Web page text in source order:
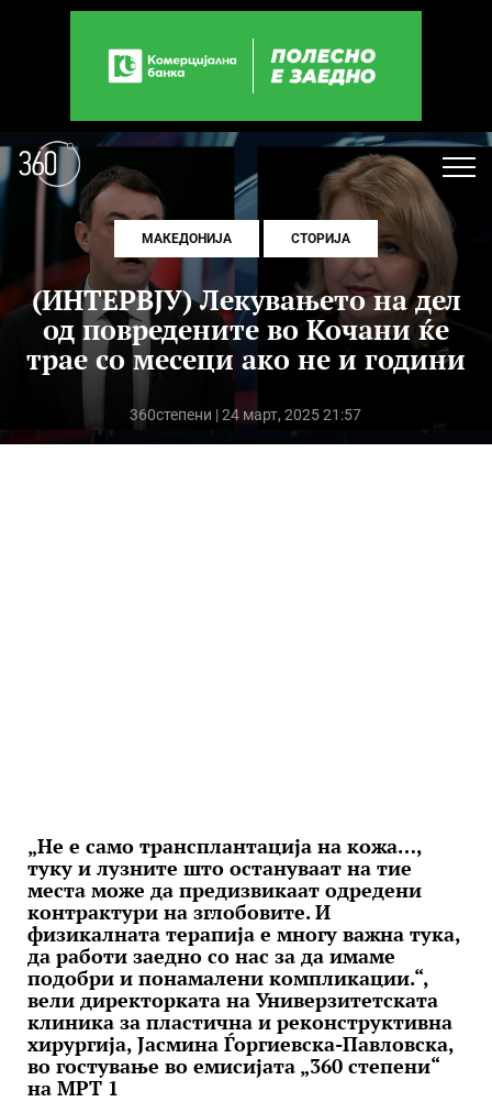
МАКЕДОНИЈА СТОРИЈА
(ИНТЕРВЈУ) Лекувањето на дел
од повредените во Кочани ќе
трае со месеци ако не и години
360степени | 24 март, 2025 21:57
„Не е само трансплантација на кожа…,
туку и лузните што остануваат на тие
места може да предизвикаат одредени
контрактури на зглобовите. И
физикалната терапија е многу важна тука,
да работи заедно со нас за да имаме
подобри и понамалени компликации.“,
вели директорката на Универзитетската
клиника за пластична и реконструктивна
хирургија, Јасмина Ѓоргиевска-Павловска,
во гостување во емисијата „360 степени“
на МРТ 1